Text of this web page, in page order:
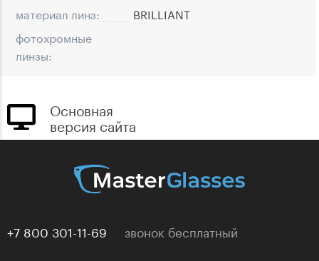
материал линз:
BRILLIANT
фотохромные
линзы:
Основная
версия сайта
+7 800 301-11-69 звонок бесплатный